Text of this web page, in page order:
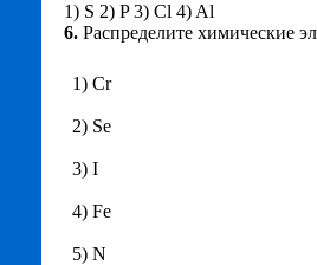
1) S 2) P 3) Cl 4) Al
6. Распределите химические
1) Cr
2) Se
3) I
4) Fe
5) N